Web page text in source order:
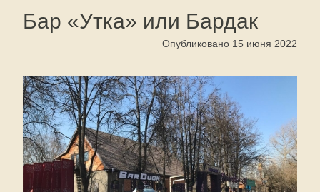
Бар «Утка» или Бардак
Опубликовано 15 июня 2022